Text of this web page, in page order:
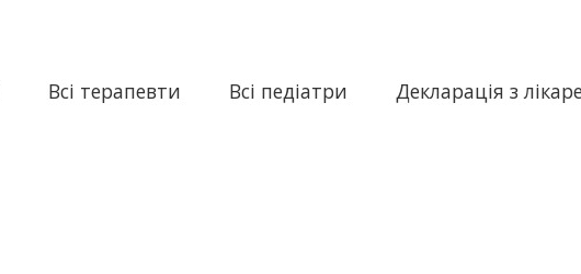
Всі терапевти Всі педіатри Декларація з